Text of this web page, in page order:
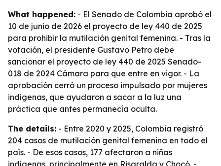
What happened: - El Senado de Colombia aprobó el
10 de junio de 2026 el proyecto de ley 440 de 2025
para prohibir la mutilación genital femenina. - Tras la
votación, el presidente Gustavo Petro debe
sancionar el proyecto de ley 440 de 2025 Senado-
018 de 2024 Cámara para que entre en vigor. - La
aprobación cerró un proceso impulsado por mujeres
indígenas, que ayudaron a sacar a la luz una
práctica que antes permanecía oculta.
The details: - Entre 2020 y 2025, Colombia registró
204 casos de mutilación genital femenina en todo el
país. - De esos casos, 177 afectaron a niñas
indígenas, principalmente en Risaralda y Chocó. -